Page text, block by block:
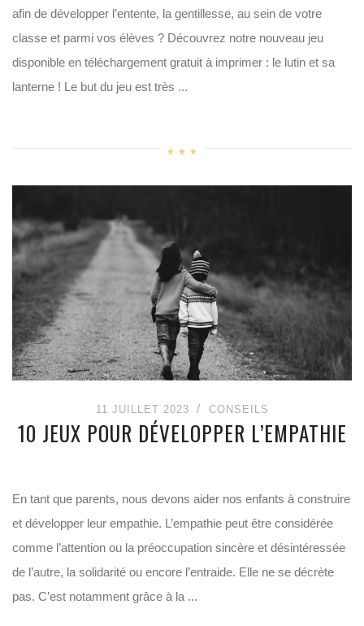
afin de développer l’entente, la gentillesse, au sein de votre
classe et parmi vos élèves ? Découvrez notre nouveau jeu
disponible en téléchargement gratuit à imprimer : le lutin et sa
lanterne ! Le but du jeu est très ...
11 JUILLET 2023 CONSEILS
10 JEUX POUR DÉVELOPPER L’EMPATHIE
En tant que parents, nous devons aider nos enfants à construire
et développer leur empathie. L’empathie peut être considérée
comme l’attention ou la préoccupation sincère et désintéressée
de l’autre, la solidarité ou encore l’entraide. Elle ne se décrète
pas. C’est notamment grâce à la ...